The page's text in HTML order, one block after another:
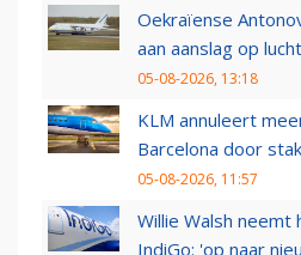
Oekraïense
aan aanslag op
05-08-2026, 13:18
KLM annuleert
Barcelona door
05-08-2026, 11:57
Willie Walsh
IndiGo: 'op naar